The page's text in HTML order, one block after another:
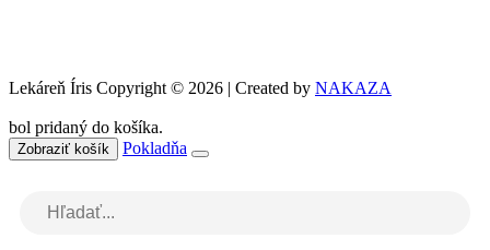
Lekáreň Íris Copyright © 2026 | Created by NAKAZA
bol pridaný do košíka.
Zobraziť košík Pokladňa